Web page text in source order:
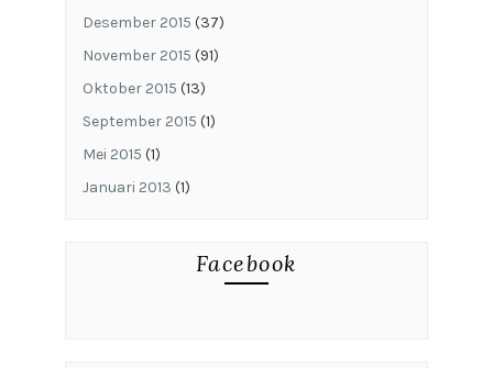
Desember 2015 (37)
November 2015 (91)
Oktober 2015 (13)
September 2015 (1)
Mei 2015 (1)
Januari 2013 (1)
Facebook